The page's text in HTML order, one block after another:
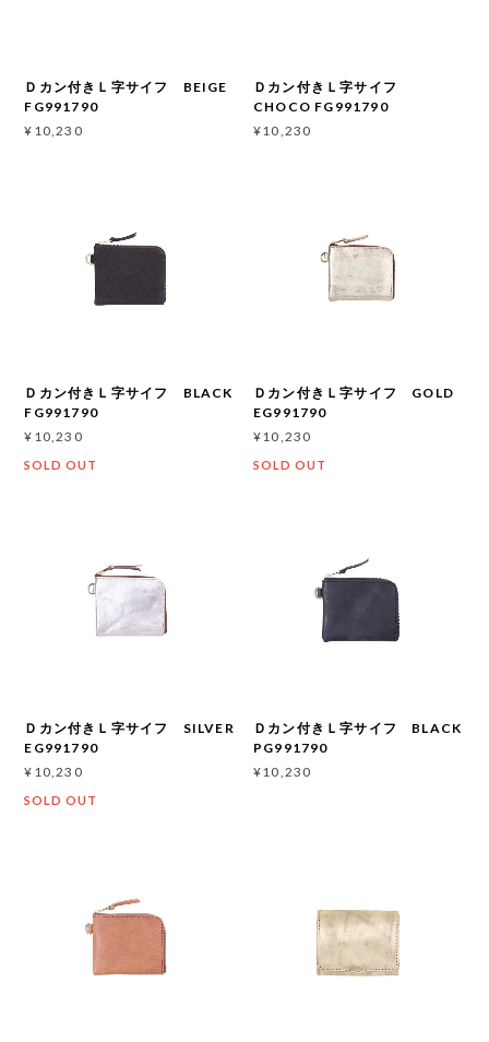
Ｄカン付きＬ字サイフ BEIGE
FG991790
¥10,230
Ｄカン付きＬ字サイフ
CHOCO FG991790
¥10,230
Ｄカン付きＬ字サイフ BLACK
FG991790
¥10,230
SOLD OUT
Ｄカン付きＬ字サイフ GOLD
EG991790
¥10,230
SOLD OUT
Ｄカン付きＬ字サイフ SILVER
EG991790
¥10,230
SOLD OUT
Ｄカン付きＬ字サイフ BLACK
PG991790
¥10,230